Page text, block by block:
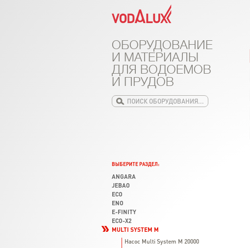
ОБОРУДОВАНИЕ
И МАТЕРИАЛЫ
ДЛЯ ВОДОЕМОВ
И ПРУДОВ
ВЫБЕРИТЕ РАЗДЕЛ:
ANGARA
JEBAO
ECO
ENO
E-FINITY
ECO-X2
MULTI SYSTEM M
Насос Multi System M 20000